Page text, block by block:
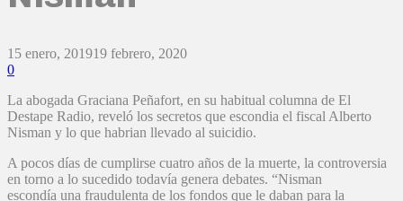
15 enero, 201919 febrero, 2020
0
La abogada Graciana Peñafort, en su habitual columna de El
Destape Radio, reveló los secretos que escondia el fiscal Alberto
Nisman y lo que habrian llevado al suicidio.
A pocos días de cumplirse cuatro años de la muerte, la controversia
en torno a lo sucedido todavía genera debates. “Nisman
escondía una fraudulenta de los fondos que le daban para la